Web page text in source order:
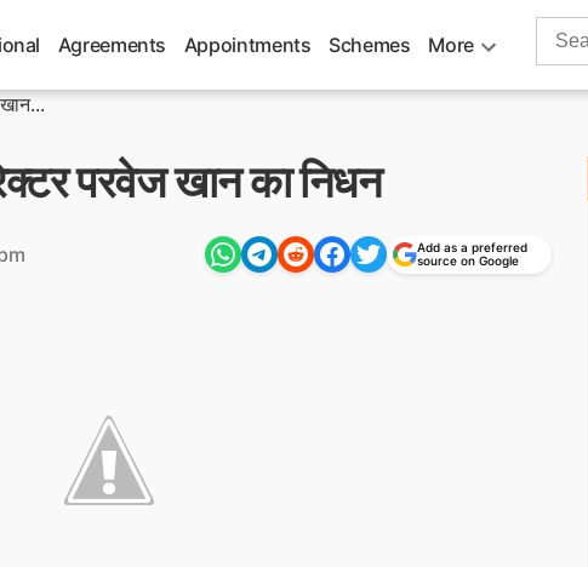
Agreements Appointments Schemes More
Search
परवेज खान का निधन
Add as a preferred
source on Google